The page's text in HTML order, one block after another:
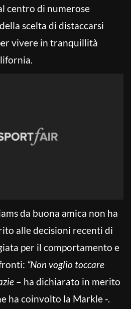
centro di numerose
scelta di distaccarsi
vivere in tranquillità
da buona amica non ha
alle decisioni recenti di
per il comportamento e
“Non voglio toccare
– ha dichiarato in merito
ha coinvolto la Markle -.